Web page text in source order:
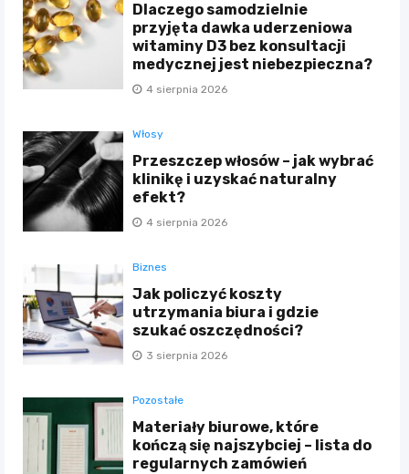
Dlaczego samodzielnie
przyjęta dawka uderzeniowa
witaminy D3 bez konsultacji
medycznej jest niebezpieczna?
4 sierpnia 2026
Włosy
Przeszczep włosów – jak wybrać
klinikę i uzyskać naturalny
efekt?
4 sierpnia 2026
Biznes
Jak policzyć koszty
utrzymania biura i gdzie
szukać oszczędności?
3 sierpnia 2026
Pozostałe
Materiały biurowe, które
kończą się najszybciej – lista do
regularnych zamówień